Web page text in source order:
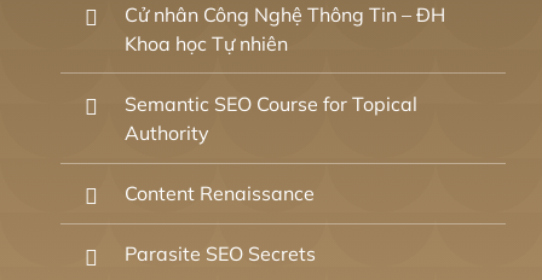
Cử nhân Công Nghệ Thông Tin – ĐH
Khoa học Tự nhiên
Semantic SEO Course for Topical
Authority
Content Renaissance
Parasite SEO Secrets